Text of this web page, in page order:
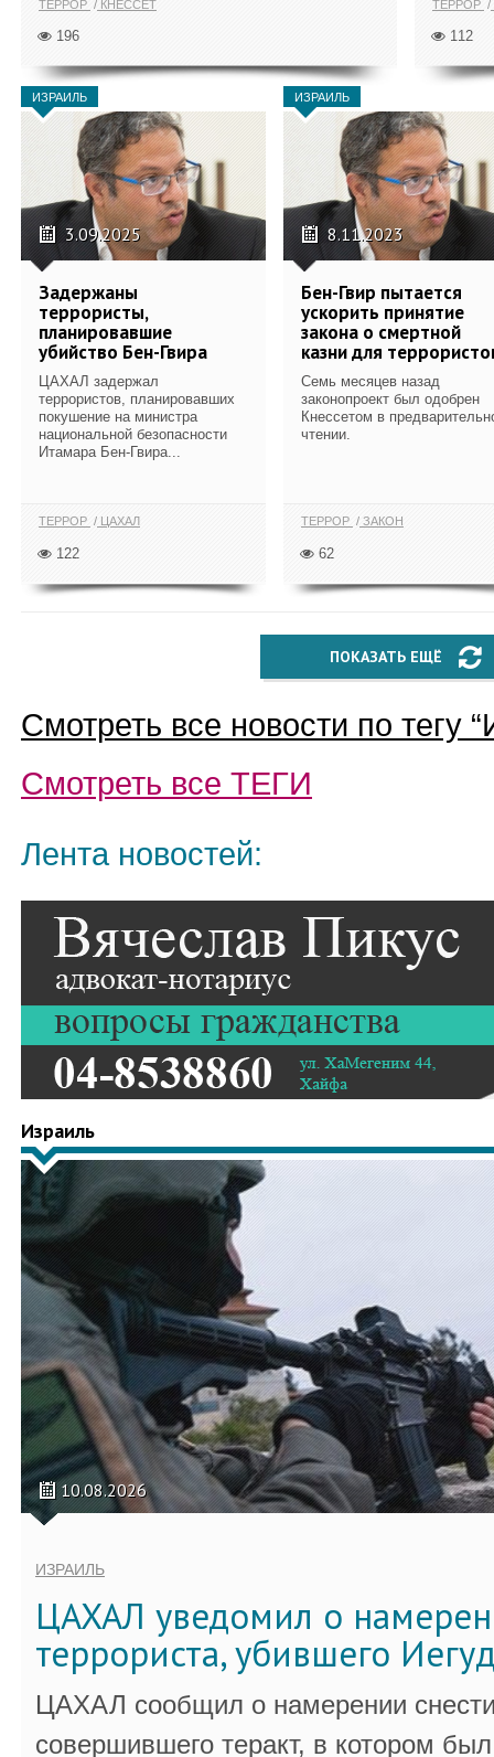
ТЕРРОР КНЕССЕТ
196
ТЕРРОР
112
ИЗРАИЛЬ
3.09.2025
Задержаны
террористы,
планировавшие
убийство Бен-Гвира
ЦАХАЛ задержал
террористов, планировавших
покушение на министра
национальной безопасности
Итамара Бен-Гвира...
ТЕРРОР ЦАХАЛ
122
ИЗРАИЛЬ
8.11.2023
Бен-Гвир пытается
ускорить принятие
закона о смертной
казни для
Семь месяцев назад
законопроект был одобрен
Кнессетом в
чтении.
ТЕРРОР ЗАКОН
62
ПОКАЗАТЬ ЕЩЁ
Смотреть все новости по тегу “
Смотреть все ТЕГИ
Лента новостей:
Израиль
10.08.2026
ИЗРАИЛЬ
ЦАХАЛ уведомил о
террориста, убившего
ЦАХАЛ сообщил о намерении
совершившего теракт, в котором